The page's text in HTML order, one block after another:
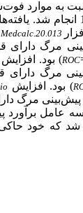
شد.
افزار Medcalc.20.013
مرگ دارای
ROC) بود. افزایش
مرگ دارای
) بود. افزایش
پیش‌بینی مرگ
سه عامل برآورد
که خود حاکی